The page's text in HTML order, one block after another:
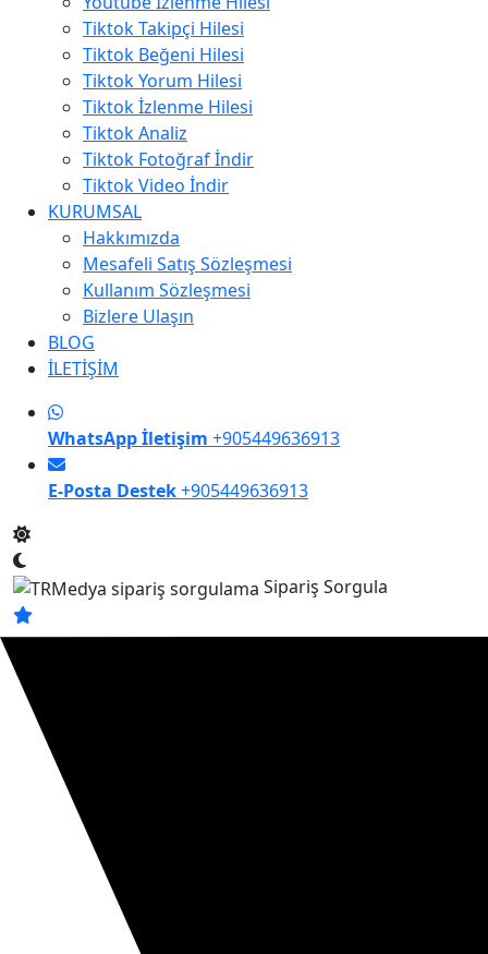
Tiktok Takipçi Hilesi
Tiktok Beğeni Hilesi
Tiktok Yorum Hilesi
Tiktok İzlenme Hilesi
Tiktok Analiz
Tiktok Fotoğraf İndir
Tiktok Video İndir
KURUMSAL
Hakkımızda
Mesafeli Satış Sözleşmesi
Kullanım Sözleşmesi
Bizlere Ulaşın
BLOG
İLETİŞİM
WhatsApp İletişim +905449636913
E-Posta Destek+905449636913
Sipariş Sorgula